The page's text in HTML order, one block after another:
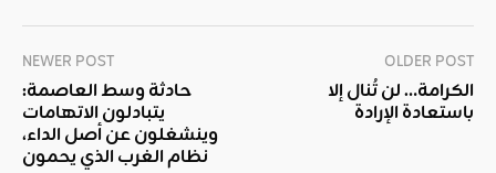
NEWER POST
حادثة وسط العاصمة:
يتبادلون الاتهامات
وينشغلون عن أصل الداء،
نظام الغرب الذي يحمون
OLDER POST
الكرامة… لن تُنال إلا
باستعادة الإرادة